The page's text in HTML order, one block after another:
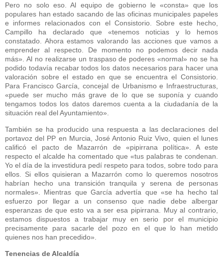
Pero no solo eso. Al equipo de gobierno le «consta» que los
populares han estado sacando de las oficinas municipales papeles
e informes relacionados con el Consistorio. Sobre este hecho,
Campillo ha declarado que «tenemos noticias y lo hemos
constatado. Ahora estamos valorando las acciones que vamos a
emprender al respecto. De momento no podemos decir nada
más». Al no realizarse un traspaso de poderes «normal» no se ha
podido todavía recabar todos los datos necesarios para hacer una
valoración sobre el estado en que se encuentra el Consistorio.
Para Francisco García, concejal de Urbanismo e Infraestructuras,
«puede ser mucho más grave de lo que se suponía y cuando
tengamos todos los datos daremos cuenta a la ciudadanía de la
situación real del Ayuntamiento».
También se ha producido una respuesta a las declaraciones del
portavoz del PP en Murcia, José Antonio Ruiz Vivo, quien el lunes
calificó el pacto de Mazarrón de «pipirrana política». A este
respecto el alcalde ha comentado que «tus palabras te condenan.
Yo el día de la investidura pedí respeto para todos, sobre todo para
ellos. Si ellos quisieran a Mazarrón como lo queremos nosotros
habrían hecho una transición tranquila y serena de personas
normales». Mientras que García advertía que «se ha hecho tal
esfuerzo por llegar a un consenso que nadie debe albergar
esperanzas de que esto va a ser esa pipirrana. Muy al contrario,
estamos dispuestos a trabajar muy en serio por el municipio
precisamente para sacarle del pozo en el que lo han metido
quienes nos han precedido».
Tenencias de Alcaldía